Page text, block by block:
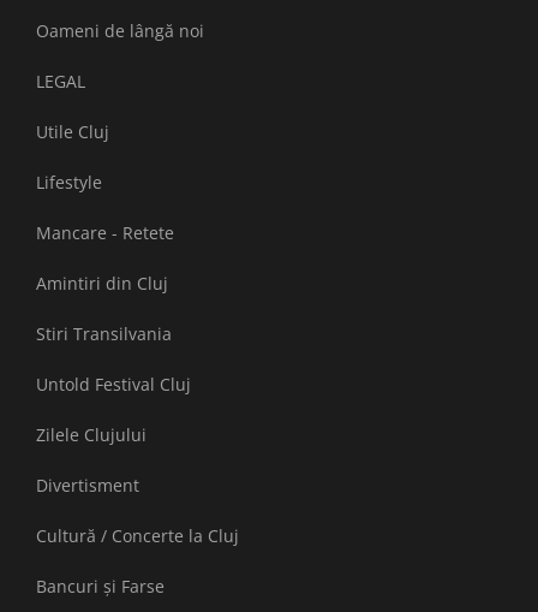
Oameni de lângă noi
LEGAL
Utile Cluj
Lifestyle
Mancare - Retete
Amintiri din Cluj
Stiri Transilvania
Untold Festival Cluj
Zilele Clujului
Divertisment
Cultură / Concerte la Cluj
Bancuri și Farse